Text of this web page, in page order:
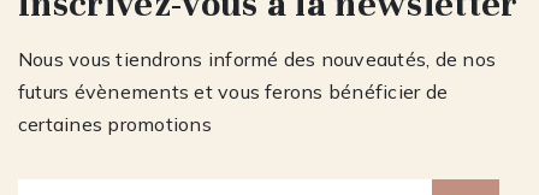
Nous vous tiendrons informé des nouveautés, de nos
futurs évènements et vous ferons bénéficier de
certaines promotions